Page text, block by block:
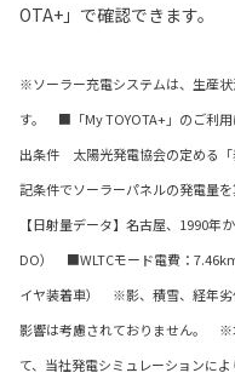
OTA+」で確認できます。
※ソーラー充電システムは、生産
す。 ■「My TOYOTA+」のご利
出条件 太陽光発電協会の定める「
記条件でソーラーパネルの発電量を
【日射量データ】名古屋、1990年
DO） ■WLTCモード電費：
イヤ装着車） ※影、積雪、経年劣
影響は考慮されておりません。 ※
て、当社発電シミュレーションに